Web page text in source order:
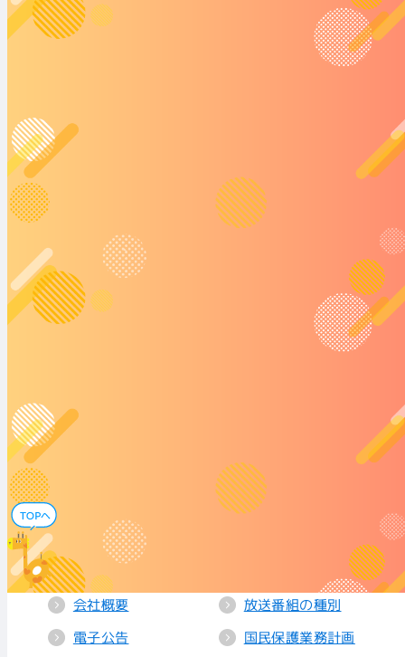
会社概要
電子公告
放送番組の種別
国民保護業務計画